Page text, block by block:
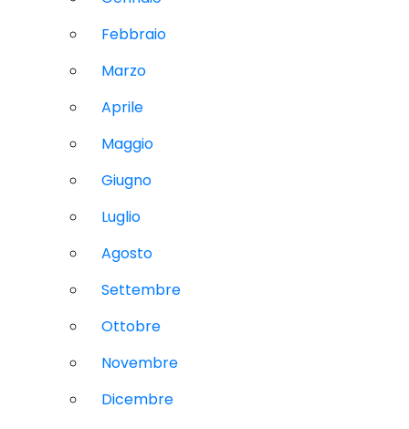
Febbraio
Marzo
Aprile
Maggio
Giugno
Luglio
Agosto
Settembre
Ottobre
Novembre
Dicembre